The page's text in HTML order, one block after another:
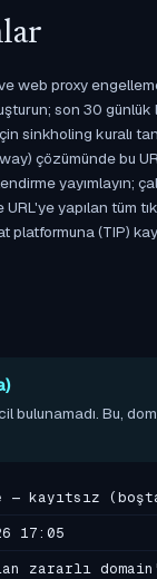
web proxy
son 30
sinkholing kuralı
çözümünde bu
yapılan tüm
(TIP)
bulunamadı. Bu,
— kayıtsız
17:05
zararlı